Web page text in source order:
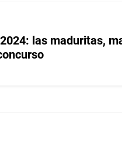
las maduritas,